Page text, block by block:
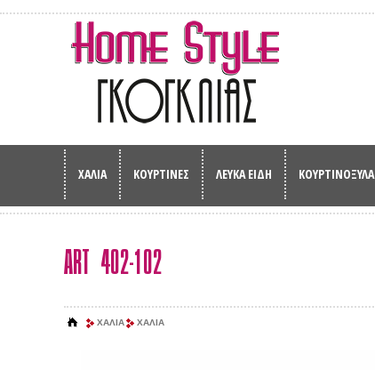
ΧΑΛΙΑ ΚΟΥΡΤΙΝΕΣ ΛΕΥΚΑ ΕΙΔΗ ΚΟΥΡΤΙΝΟΞΥΛΑ
ART 402-102
ΧΑΛΙΑ ΧΑΛΙΑ